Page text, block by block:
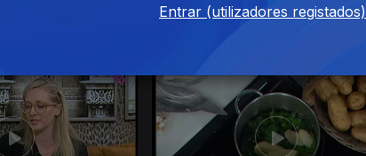
Entrar (utilizadores registados)